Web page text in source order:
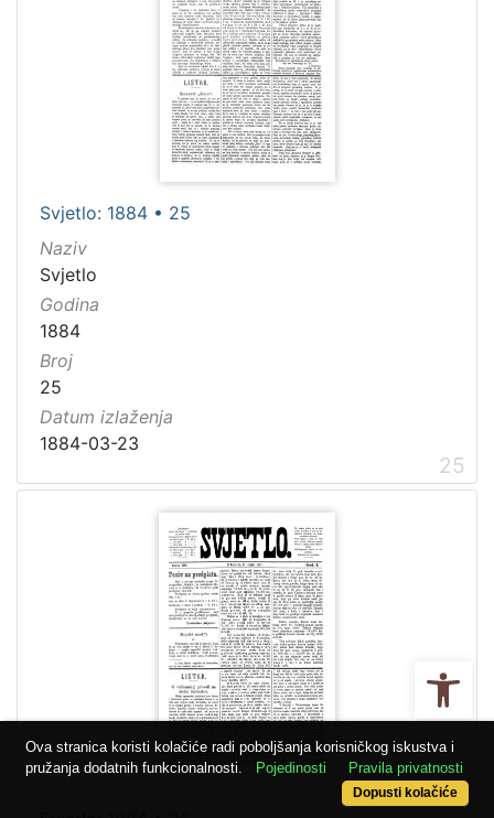
Svjetlo: 1884 • 25
Naziv
Svjetlo
Godina
1884
Broj
25
Datum izlaženja
1884-03-23
25
Ova stranica koristi kolačiće radi poboljšanja korisničkog iskustva i
pružanja dodatnih funkcionalnosti.
Pojedinosti Pravila privatnosti
Dopusti kolačiće